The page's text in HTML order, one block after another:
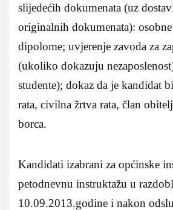
slijedećih dokumenata (uz
originalnih dokumenata):
dipolome; uvjerenje zavoda za
(ukoliko dokazuju
studente); dokaz da je kandidat
rata, civilna žrtva rata, član
borca.
Kandidati izabrani za općinske
petodnevnu instruktažu u
10.09.2013.godine i nakon